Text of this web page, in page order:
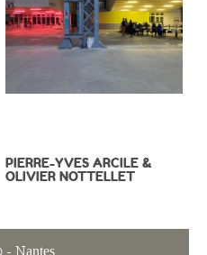
PIERRE-YVES ARCILE &
OLIVIER NOTTELLET
- Nantes